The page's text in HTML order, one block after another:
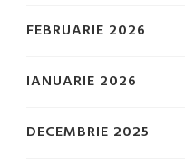
FEBRUARIE 2026
IANUARIE 2026
DECEMBRIE 2025